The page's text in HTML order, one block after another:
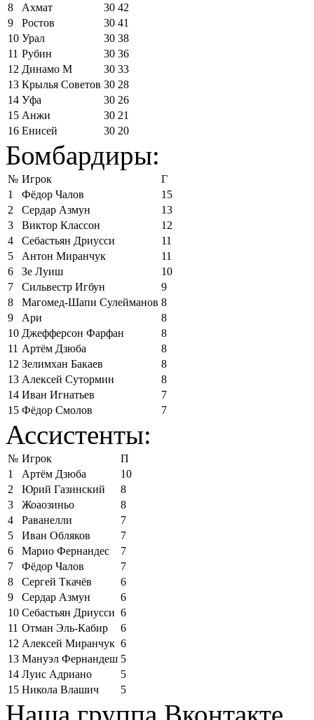
8
Ахмат 30 42
9
Ростов 30 41
10 Урал 30 38
11 Рубин 30 36
12 Динамо М 30 33
13 Крылья Советов 30 28
14 Уфа 30 26
15 Анжи 30 21
16 Енисей 30 20
Бомбардиры:
№ Игрок
Г
1
Фёдор Чалов
15
2
Сердар Азмун
13
3
Виктор Классон
12
4
Себастьян Дриусси
11
5
Антон Миранчук
11
6
Зе Луиш
10
7
Сильвестр Игбун
9
8
Магомед-Шапи Сулейманов 8
9
Ари
8
10 Джефферсон Фарфан
8
11 Артём Дзюба
8
12 Зелимхан Бакаев
8
13 Алексей Сутормин
8
14 Иван Игнатьев
7
15 Фёдор Смолов 7
Ассистенты:
№ Игрок
П
1
Артём Дзюба
10
2
Юрий Газинский
8
3
Жоаозиньо
8
4
Раванелли
7
5
Иван Обляков
7
6
Марио Фернандес
7
7
Фёдор Чалов
7
8
Сергей Ткачёв
6
9
Сердар Азмун
6
10 Себастьян Дриусси 6
11 Отман Эль-Кабир
6
12 Алексей Миранчук 6
13 Мануэл Фернандеш 5
14 Луис Адриано
5
15 Никола Влашич 5
Наша группа Вконтакте